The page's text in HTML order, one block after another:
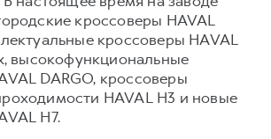
кроссоверы HAVAL
кроссоверы HAVAL
высокофункциональные
DARGO, кроссоверы
HAVAL H3 и новые
H7.